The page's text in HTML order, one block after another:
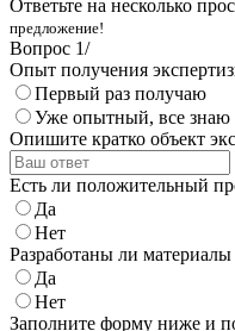
Ответьте на несколько
предложение!
Вопрос 1/
Опыт получения
Первый раз получаю
Уже опытный, все знаю
Опишите кратко объект
Есть ли положительный
Да
Нет
Разработаны ли
Да
Нет
Заполните форму ниже и